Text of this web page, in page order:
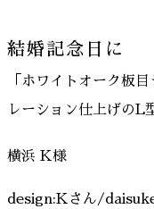
結婚記念日に
「ホワイトオーク板
レーション仕上げのL
横浜 K様
design:Kさん/